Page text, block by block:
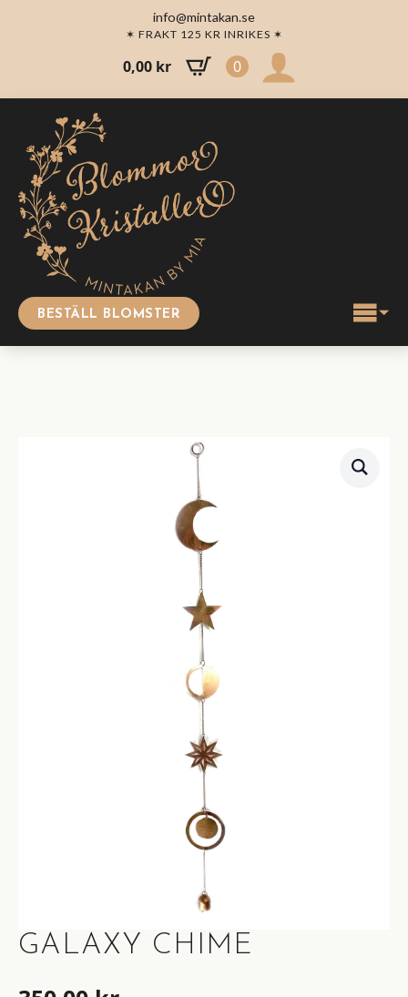
info@mintakan.se
✶ FRAKT 125 KR INRIKES ✶
0,00 kr 0
BESTÄLL BLOMSTER
GALAXY CHIME